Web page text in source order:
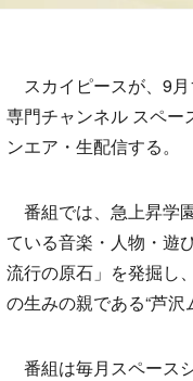
ェア
マーク
スカイピースが、9
専門チャンネル スペ
ンエア・生配信する。
番組では、急上昇学
ている音楽・人物・遊
流行の原石」を発掘し
の生みの親である“芦沢
番組は毎月スペース